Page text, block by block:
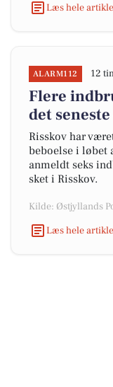
Læs hele
ALARM112 12
Flere
det
Risskov har
beboelse i løbet
anmeldt seks
sket i Risskov.
Kilde: Østjyllands
Læs hele